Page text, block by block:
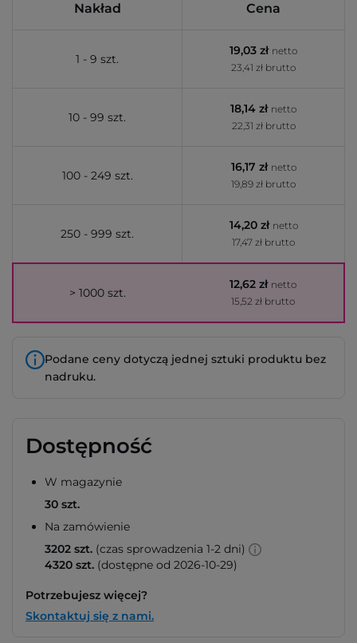
Nakład Cena
1 - 9 szt.
19,03 zł netto
23,41 zł brutto
10 - 99 szt.
18,14 zł netto
22,31 zł brutto
100 - 249 szt.
16,17 zł netto
19,89 zł brutto
250 - 999 szt.
14,20 zł netto
17,47 zł brutto
> 1000 szt.
12,62 zł netto
15,52 zł brutto
Podane ceny dotyczą jednej sztuki produktu bez
nadruku.
Dostępność
W magazynie
30 szt.
Na zamówienie
3202 szt. (czas sprowadzenia 1-2 dni)
4320 szt. (dostępne od 2026-10-29)
Potrzebujesz więcej?
Skontaktuj się z nami.